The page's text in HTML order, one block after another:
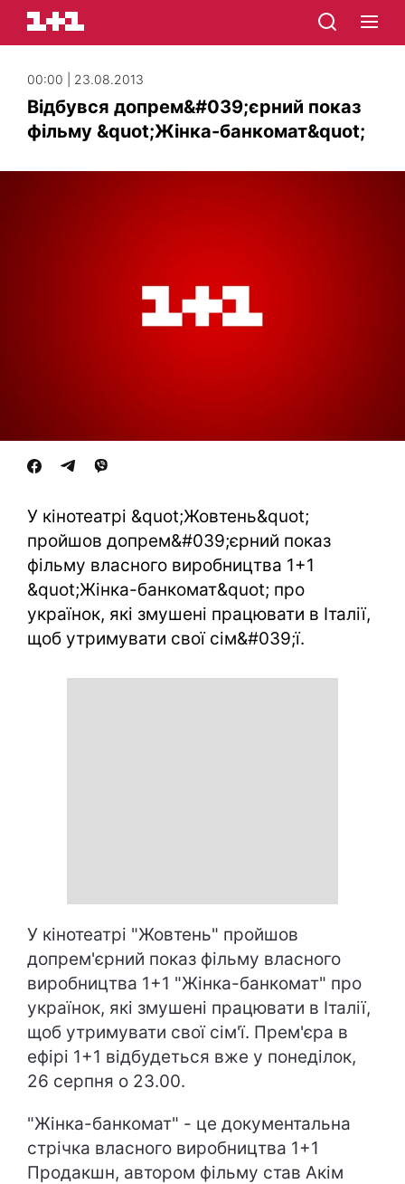
00:00 | 23.08.2013
Відбувся допрем&#039;єрний показ
фільму &quot;Жінка-банкомат&quot;
У кінотеатрі &quot;Жовтень&quot;
пройшов допрем&#039;єрний показ
фільму власного виробництва 1+1
&quot;Жінка-банкомат&quot; про
українок, які змушені працювати в Італії,
щоб утримувати свої сім&#039;ї.
У кінотеатрі "Жовтень" пройшов
допрем'єрний показ фільму власного
виробництва 1+1 "Жінка-банкомат" про
українок, які змушені працювати в Італії,
щоб утримувати свої сім'ї. Прем'єра в
ефірі 1+1 відбудеться вже у понеділок,
26 серпня о 23.00.
"Жінка-банкомат" - це документальна
стрічка власного виробництва 1+1
Продакшн, автором фільму став Акім